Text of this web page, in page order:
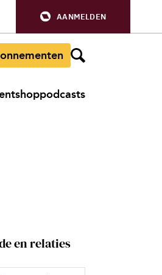
AANMELDEN
shoppodcasts
en relaties